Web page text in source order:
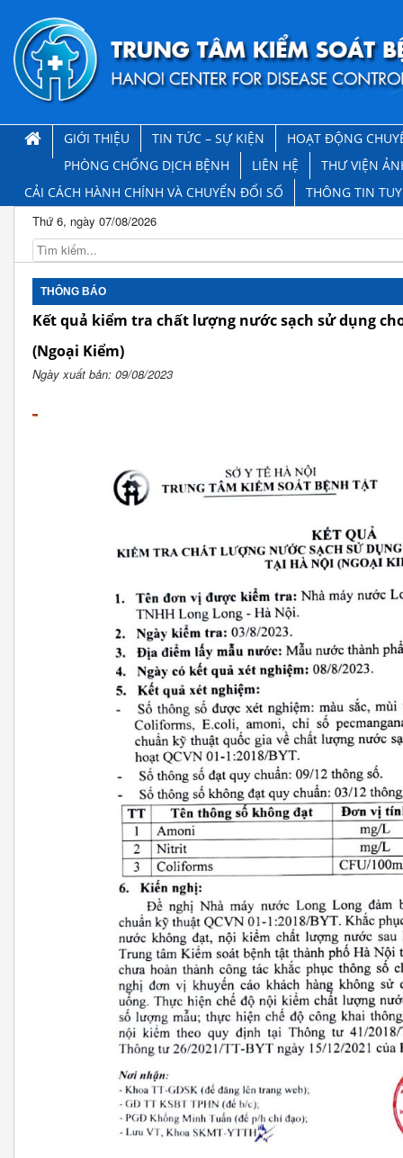
GIỚI THIỆU TIN TỨC – SỰ KIỆN
HOẠT ĐỘNG
PHÒNG CHỐNG DỊCH BỆNH
LIÊN HỆ
THƯ VIỆN
CẢI CÁCH HÀNH CHÍNH VÀ CHUYỂN ĐỔI SỐ
THÔNG TIN
Thứ 6, ngày 07/08/2026
THÔNG BÁO
Kết quả kiểm tra chất lượng nước sạch sử dụng
(Ngoại Kiểm)
Ngày xuất bản: 09/08/2023